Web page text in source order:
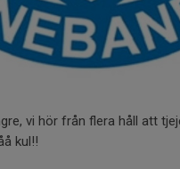
vi hör från flera håll att
kul!!